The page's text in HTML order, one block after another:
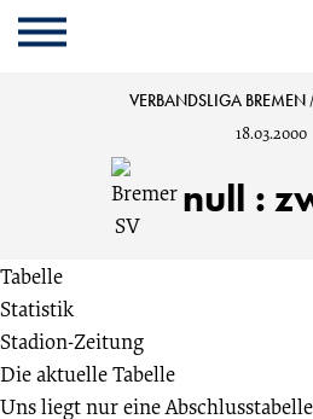
Cookie
Einstellungen
Zum
Inhalt
Cookie
Einstellungen
Kopfbereich
MENU
Bremer
OSC
Bremerhaven
VERBANDSLIGA BREMEN /
18.03.2000
null :
Tabelle
Statistik
Stadion-Zeitung
Die aktuelle Tabelle
Uns liegt nur eine